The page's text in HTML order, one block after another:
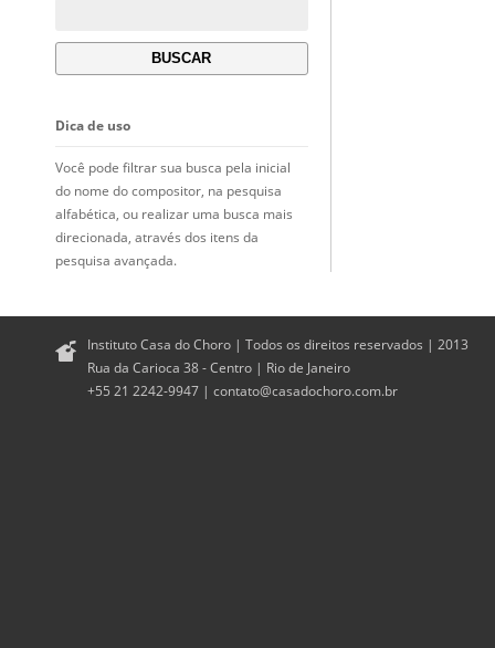
Dica de uso
Você pode filtrar sua busca pela inicial
do nome do compositor, na pesquisa
alfabética, ou realizar uma busca mais
direcionada, através dos itens da
pesquisa avançada.
Instituto Casa do Choro | Todos os direitos reservados | 2013
Rua da Carioca 38 - Centro | Rio de Janeiro
+55 21 2242-9947 | contato@casadochoro.com.br